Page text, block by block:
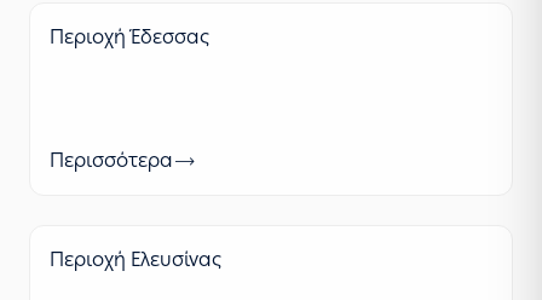
Περιοχή Έδεσσας
Περισσότερα
Περιοχή Ελευσίνας